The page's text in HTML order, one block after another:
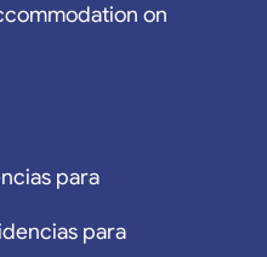
on
para
para